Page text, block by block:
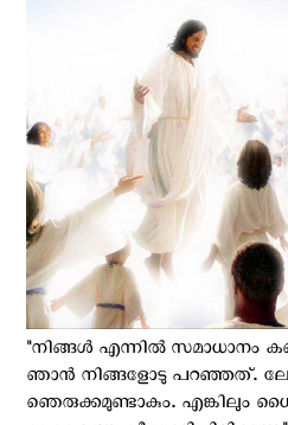
"നിങ്ങള്‍ എന്നില്‍ സമാധാനം
ഞാന്‍ നിങ്ങളോടു പറഞ്ഞത്.
ഞെരുക്കമുണ്ടാകും. എങ്കിലും